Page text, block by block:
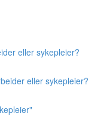
eller sykepleier?
eller sykepleier?